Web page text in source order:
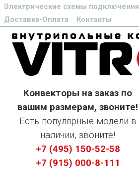
Электрические схемы подключения
Доставка-Оплата
Контакты
Конвекторы на заказ по
вашим размерам, звоните!
Есть популярные модели в
наличии, звоните!
+7 (495) 150-52-58
+7 (915) 000-8-111